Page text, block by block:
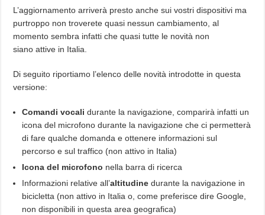
L’aggiornamento arriverà presto anche sui vostri dispositivi ma
purtroppo non troverete quasi nessun cambiamento, al
momento sembra infatti che quasi tutte le novità non
siano attive in Italia.
Di seguito riportiamo l’elenco delle novità introdotte in questa
versione:
Comandi vocali durante la navigazione, comparirà infatti un
icona del microfono durante la navigazione che ci permetterà
di fare qualche domanda e ottenere informazioni sul
percorso e sul traffico (non attivo in Italia)
Icona del microfono nella barra di ricerca
Informazioni relative all’altitudine durante la navigazione in
bicicletta (non attivo in Italia o, come preferisce dire Google,
non disponibili in questa area geografica)